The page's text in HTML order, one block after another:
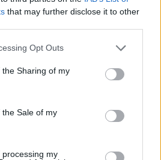
that may further disclose it to other
Opt Outs
Sharing of my
Sale of my
my
mostra que o W16